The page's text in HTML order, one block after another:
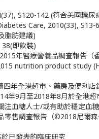
S120-142 (符合美國糖尿
Care, 2010(33), S13-
脂肪建議)
即飲裝)
年醫療營養品調查報告（
nutrition product study
年全港超市、藥房及便利店
年9月至2018年8月於全港超
注血糖人士/或有助於穩定血
零售調查報告（©2018尼爾
已發表的臨床研究